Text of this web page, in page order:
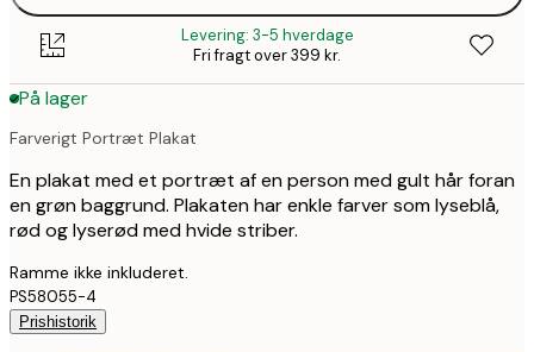
Levering: 3-5 hverdage
Fri fragt over 399 kr.
På lager
Farverigt Portræt Plakat
En plakat med et portræt af en person med gult hår foran
en grøn baggrund. Plakaten har enkle farver som lyseblå,
rød og lyserød med hvide striber.
Ramme ikke inkluderet.
PS58055-4
Prishistorik